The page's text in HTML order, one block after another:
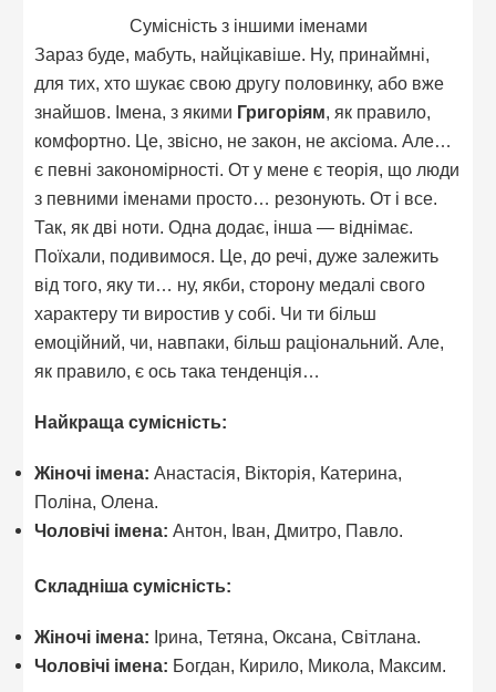
Сумісність з іншими іменами
Зараз буде, мабуть, найцікавіше. Ну, принаймні,
для тих, хто шукає свою другу половинку, або вже
знайшов. Імена, з якими Григоріям, як правило,
комфортно. Це, звісно, не закон, не аксіома. Але…
є певні закономірності. От у мене є теорія, що люди
з певними іменами просто… резонують. От і все.
Так, як дві ноти. Одна додає, інша — віднімає.
Поїхали, подивимося. Це, до речі, дуже залежить
від того, яку ти… ну, якби, сторону медалі свого
характеру ти виростив у собі. Чи ти більш
емоційний, чи, навпаки, більш раціональний. Але,
як правило, є ось така тенденція…
Найкраща сумісність:
Жіночі імена: Анастасія, Вікторія, Катерина,
Поліна, Олена.
Чоловічі імена: Антон, Іван, Дмитро, Павло.
Складніша сумісність:
Жіночі імена: Ірина, Тетяна, Оксана, Світлана.
Чоловічі імена: Богдан, Кирило, Микола, Максим.